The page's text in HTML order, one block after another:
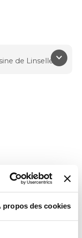
propos des cookies
keyboard_arrow_down
de Linselles